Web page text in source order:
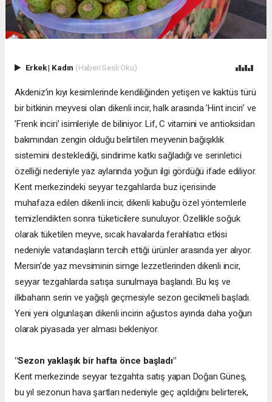
Erkek| Kadın (Haberi Sesli Oku)
Akdeniz’in kıyı kesimlerinde kendiliğinden yetişen ve kaktüs türü
bir bitkinin meyvesi olan dikenli incir, halk arasında ’Hint inciri’ ve
’Frenk inciri’ isimleriyle de biliniyor. Lif, C vitamini ve antioksidan
bakımından zengin olduğu belirtilen meyvenin bağışıklık
sistemini desteklediği, sindirime katkı sağladığı ve serinletici
özelliği nedeniyle yaz aylarında yoğun ilgi gördüğü ifade ediliyor.
Kent merkezindeki seyyar tezgahlarda buz içerisinde
muhafaza edilen dikenli incir, dikenli kabuğu özel yöntemlerle
temizlendikten sonra tüketicilere sunuluyor. Özellikle soğuk
olarak tüketilen meyve, sıcak havalarda ferahlatıcı etkisi
nedeniyle vatandaşların tercih ettiği ürünler arasında yer alıyor.
Mersin’de yaz mevsiminin simge lezzetlerinden dikenli incir,
seyyar tezgahlarda satışa sunulmaya başlandı. Bu kış ve
ilkbaharın serin ve yağışlı geçmesiyle sezon gecikmeli başladı.
Yeni yeni olgunlaşan dikenli incirin ağustos ayında daha yoğun
olarak piyasada yer alması bekleniyor.
"Sezon yaklaşık bir hafta önce başladı"
Kent merkezinde seyyar tezgahta satış yapan Doğan Güneş,
bu yıl sezonun hava şartları nedeniyle geç açıldığını belirterek,